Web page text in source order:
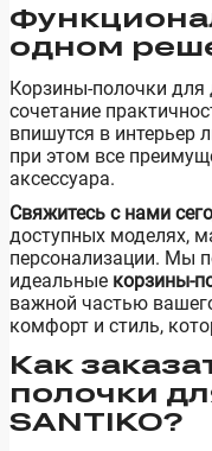
одном
Корзины-полочки
сочетание
впишутся в интерьер
при этом все
аксессуара.
Свяжитесь с нами
доступных моделях,
персонализации. Мы
идеальные корзины-
важной частью
комфорт и стиль,
Как
полочки
SANTIKO?